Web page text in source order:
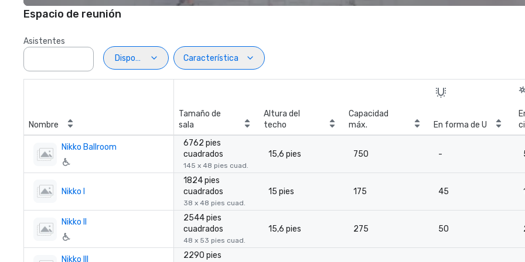
Espacio de reunión
Asistentes
Disposiciön
Característica
Nombre
Tamaño de
sala
Altura del
techo
Capacidad
máx.
En forma de U
Nikko Ballroom
6762 pies
cuadrados
145 x 48 pies cuad.
15,6 pies 750 -
Nikko I
1824 pies
cuadrados
38 x 48 pies cuad.
15 pies 175 45
Nikko II
2544 pies
cuadrados
48 x 53 pies cuad.
15,6 pies 275 50
Nikko III
2290 pies